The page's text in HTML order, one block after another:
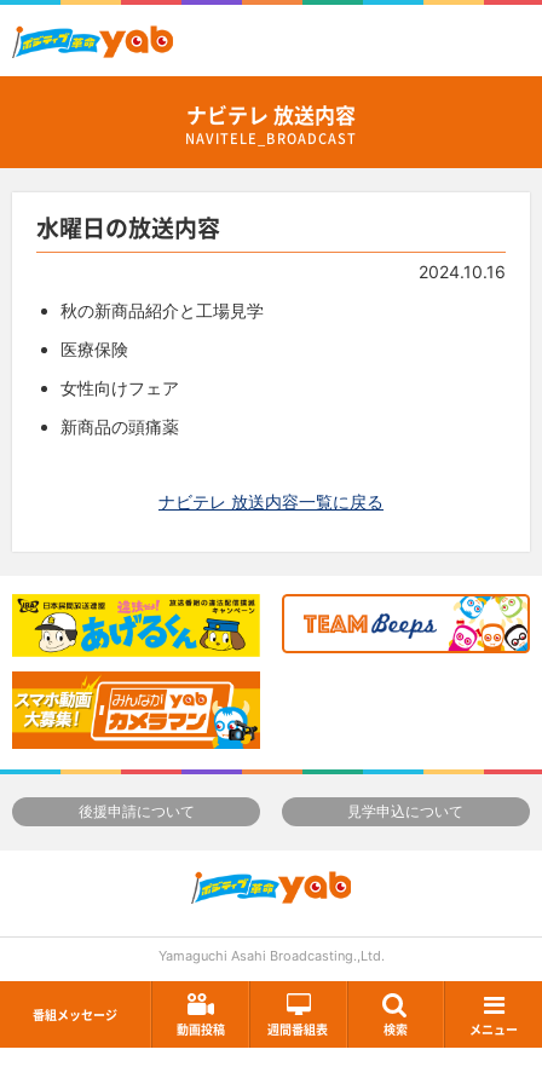
番組メッセージ
動画投稿
週間番組表 検索 メニュー
ナビテレ 放送内容
NAVITELE_BROADCAST
水曜日の放送内容
2024.10.16
秋の新商品紹介と工場見学
医療保険
女性向けフェア
新商品の頭痛薬
ナビテレ 放送内容一覧に戻る
後援申請について 見学申込について
Yamaguchi Asahi Broadcasting.,Ltd.